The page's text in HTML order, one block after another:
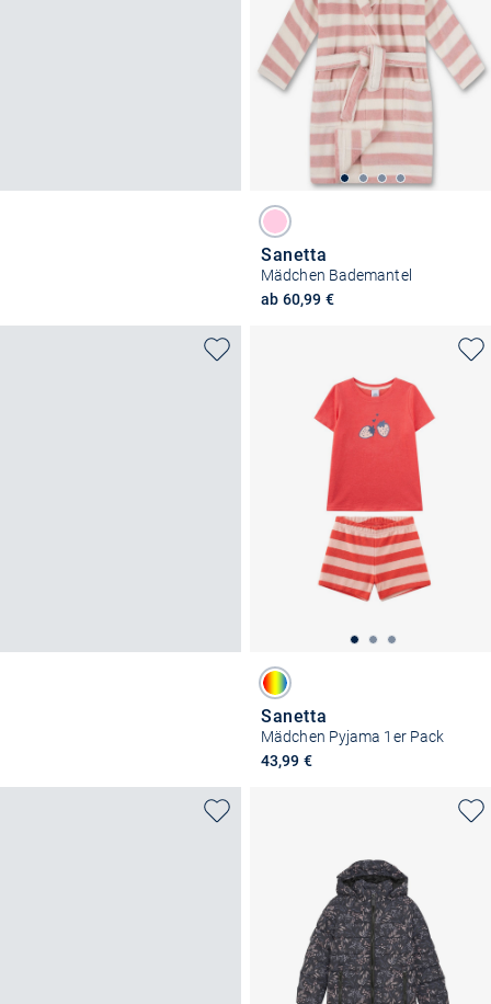
Sanetta
Mädchen Bademantel
ab 60,99 €
Sanetta
Mädchen Pyjama 1er Pack
43,99 €